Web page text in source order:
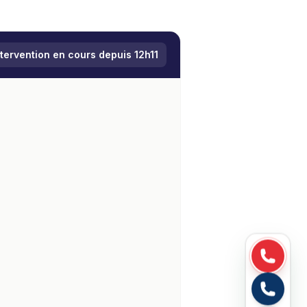
en cours depuis 12h11